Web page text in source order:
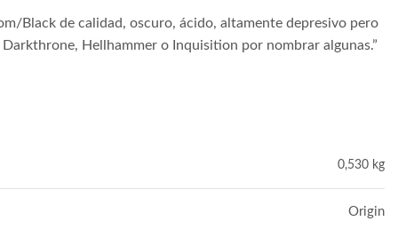
Black de calidad, oscuro, ácido, altamente depresivo pero
Hellhammer o Inquisition por nombrar algunas.”
0,530 kg
Origin